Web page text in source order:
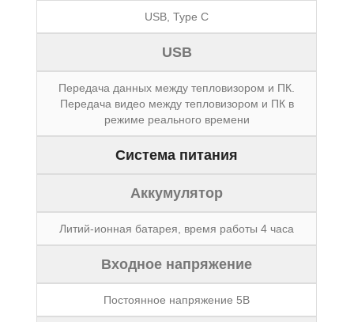
USB, Type С
USB
Передача данных между тепловизором и ПК.
Передача видео между тепловизором и ПК в
режиме реального времени
Система питания
Аккумулятор
Литий-ионная батарея, время работы 4 часа
Входное напряжение
Постоянное напряжение 5В